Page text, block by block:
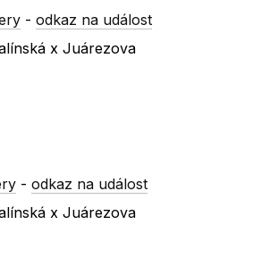
-odkaz na událost
x Juárezova
-odkaz na událost
x Juárezova